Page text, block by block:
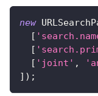
new
[
[
[ 'joint' ,
] ) ;